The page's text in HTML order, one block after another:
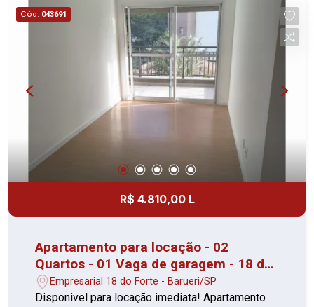
Cód. 043691
R$ 4.810,00 L
Apartamento para locação - 02
Quartos - 01 Vaga de garagem - 18 do
Forte/Alphaville
Empresarial 18 do Forte - Barueri/SP
Disponivel para locação imediata! Apartamento